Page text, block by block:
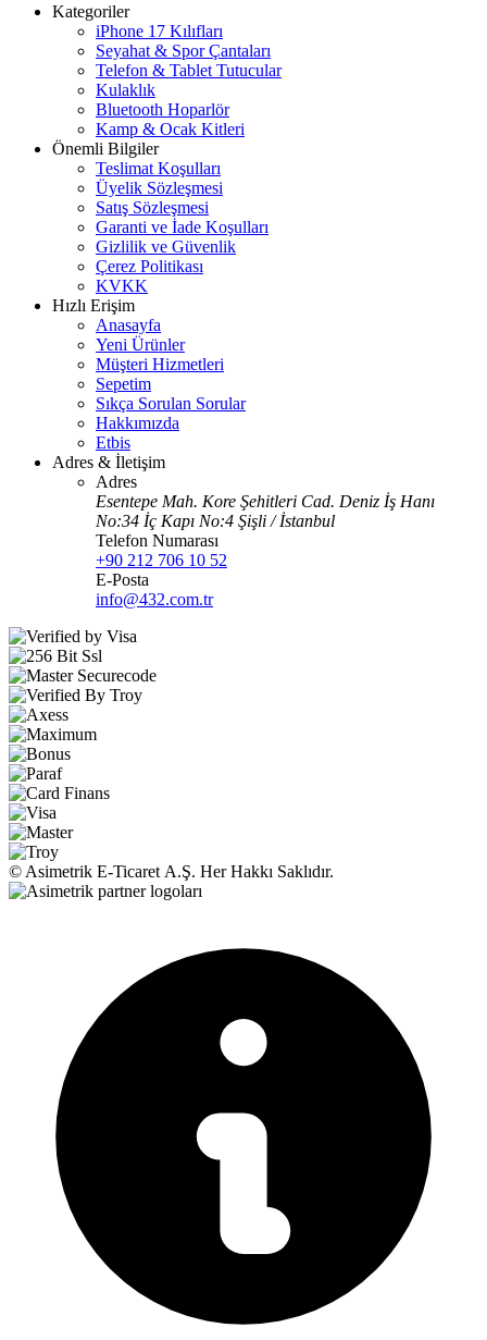
Kategoriler
iPhone 17 Kılıfları
Seyahat & Spor Çantaları
Telefon & Tablet Tutucular
Kulaklık
Bluetooth Hoparlör
Kamp & Ocak Kitleri
Önemli Bilgiler
Teslimat Koşulları
Üyelik Sözleşmesi
Satış Sözleşmesi
Garanti ve İade Koşulları
Gizlilik ve Güvenlik
Çerez Politikası
KVKK
Hızlı Erişim
Anasayfa
Yeni Ürünler
Müşteri Hizmetleri
Sepetim
Sıkça Sorulan Sorular
Hakkımızda
Etbis
Adres & İletişim
Adres
Esentepe Mah. Kore Şehitleri Cad. Deniz İş Hanı
No:34 İç Kapı No:4 Şişli / İstanbul
Telefon Numarası
+90 212 706 10 52
E-Posta
info@432.com.tr
© Asimetrik E‑Ticaret A.Ş. Her Hakkı Saklıdır.